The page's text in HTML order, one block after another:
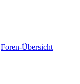
Foren-Übersicht